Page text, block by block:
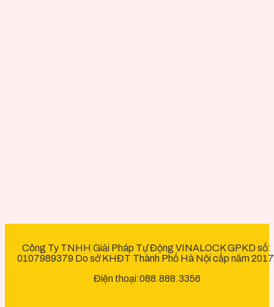
Công Ty TNHH Giải Pháp Tự Động VINALOCK GPKD số:
0107989379 Do sở KHĐT Thành Phố Hà Nội cấp năm
Điện thoại:088.888.3356